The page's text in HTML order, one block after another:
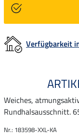
Verfügbarkeit
Weiches,
Rundhalsausschnitt.
Nr.: 183598-XXL-KA